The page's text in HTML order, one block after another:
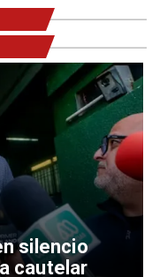
silencio
cautelar